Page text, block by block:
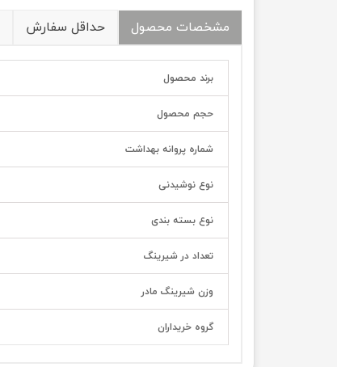
مشخصات محصول حداقل سفارش
برند محصول
حجم محصول
شماره پروانه بهداشت
نوع نوشیدنی
نوع بسته بندی
تعداد در شیرینگ
وزن شیرینگ مادر
گروه خریداران